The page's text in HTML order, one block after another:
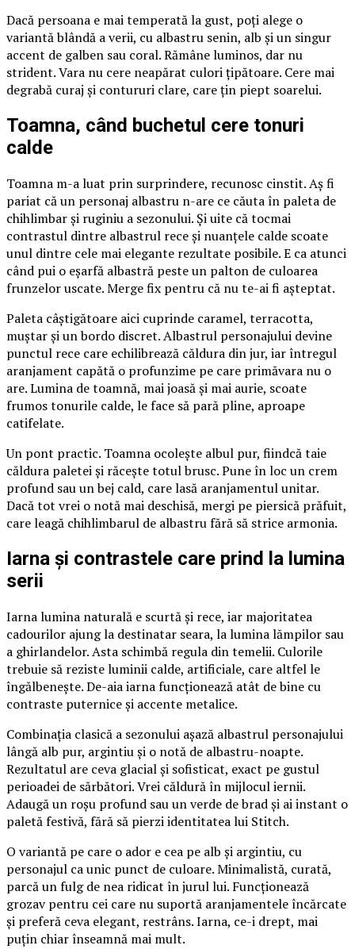
Dacă persoana e mai temperată la gust, poți alege o
variantă blândă a verii, cu albastru senin, alb și un singur
accent de galben sau coral. Rămâne luminos, dar nu
strident. Vara nu cere neapărat culori țipătoare. Cere mai
degrabă curaj și contururi clare, care țin piept soarelui.
Toamna, când buchetul cere tonuri
calde
Toamna m-a luat prin surprindere, recunosc cinstit. Aș fi
pariat că un personaj albastru n-are ce căuta în paleta de
chihlimbar și ruginiu a sezonului. Și uite că tocmai
contrastul dintre albastrul rece și nuanțele calde scoate
unul dintre cele mai elegante rezultate posibile. E ca atunci
când pui o eșarfă albastră peste un palton de culoarea
frunzelor uscate. Merge fix pentru că nu te-ai fi așteptat.
Paleta câștigătoare aici cuprinde caramel, terracotta,
muștar și un bordo discret. Albastrul personajului devine
punctul rece care echilibrează căldura din jur, iar întregul
aranjament capătă o profunzime pe care primăvara nu o
are. Lumina de toamnă, mai joasă și mai aurie, scoate
frumos tonurile calde, le face să pară pline, aproape
catifelate.
Un pont practic. Toamna ocolește albul pur, fiindcă taie
căldura paletei și răcește totul brusc. Pune în loc un crem
profund sau un bej cald, care lasă aranjamentul unitar.
Dacă tot vrei o notă mai deschisă, mergi pe piersică prăfuit,
care leagă chihlimbarul de albastru fără să strice armonia.
Iarna și contrastele care prind la lumina
serii
Iarna lumina naturală e scurtă și rece, iar majoritatea
cadourilor ajung la destinatar seara, la lumina lămpilor sau
a ghirlandelor. Asta schimbă regula din temelii. Culorile
trebuie să reziste luminii calde, artificiale, care altfel le
îngălbenește. De-aia iarna funcționează atât de bine cu
contraste puternice și accente metalice.
Combinația clasică a sezonului așază albastrul personajului
lângă alb pur, argintiu și o notă de albastru-noapte.
Rezultatul are ceva glacial și sofisticat, exact pe gustul
perioadei de sărbători. Vrei căldură în mijlocul iernii.
Adaugă un roșu profund sau un verde de brad și ai instant o
paletă festivă, fără să pierzi identitatea lui Stitch.
O variantă pe care o ador e cea pe alb și argintiu, cu
personajul ca unic punct de culoare. Minimalistă, curată,
parcă un fulg de nea ridicat în jurul lui. Funcționează
grozav pentru cei care nu suportă aranjamentele încărcate
și preferă ceva elegant, restrâns. Iarna, ce-i drept, mai
puțin chiar înseamnă mai mult.